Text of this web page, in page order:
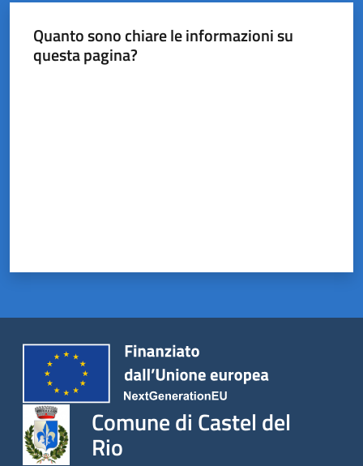
Quanto sono chiare le informazioni su
questa pagina?
Comune di Castel del
Rio